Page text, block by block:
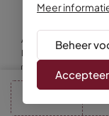
Meer
Beheer
Alle rechten
Privacy Policy